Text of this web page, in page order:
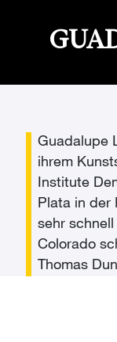
Guadalupe
ihrem
Institute
Plata in der
sehr
Colorado
Thomas